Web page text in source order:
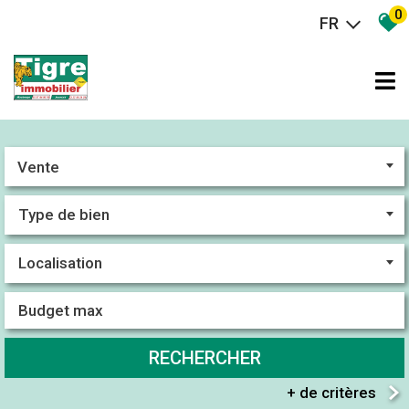
FR 0
Vente
RECHERCHER
+ de critères